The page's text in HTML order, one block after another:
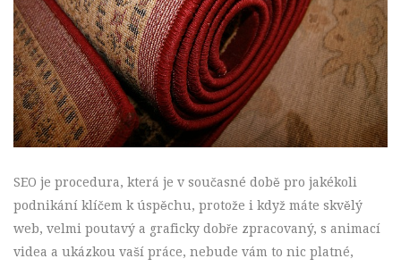
SEO je procedura, která je v současné době pro jakékoli
podnikání klíčem k úspěchu, protože i když máte skvělý
web, velmi poutavý a graficky dobře zpracovaný, s animací
videa a ukázkou vaší práce, nebude vám to nic platné,